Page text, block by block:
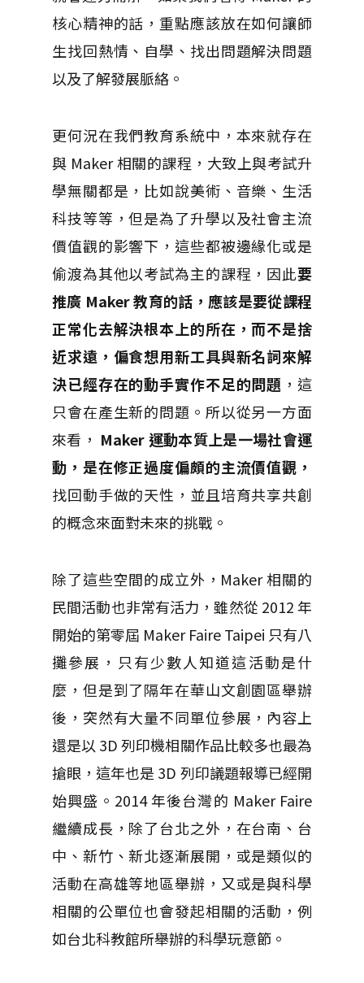
核心精神的話，重點應該放在如何讓師
生找回熱情、自學、找出問題解決問題
以及了解發展脈絡。
更何況在我們教育系統中，本來就存在
與 Maker 相關的課程，大致上與考試升
學無關都是，比如說美術、音樂、生活
科技等等，但是為了升學以及社會主流
價值觀的影響下，這些都被邊緣化或是
偷渡為其他以考試為主的課程，因此要
推廣 Maker 教育的話，應該是要從課程
正常化去解決根本上的所在，而不是捨
近求遠，偏食想用新工具與新名詞來解
決已經存在的動手實作不足的問題 ，這
只會在產生新的問題。所以從另一方面
來看， Maker 運動本質上是一場社會運
動，是在修正過度偏頗的主流價值觀，
找回動手做的天性，並且培育共享共創
的概念來面對未來的挑戰。
除了這些空間的成立外，Maker 相關的
民間活動也非常有活力，雖然從 2012 年
開始的第零屆 Maker Faire Taipei 只有八
攤參展，只有少數人知道這活動是什
麼，但是到了隔年在華山文創園區舉辦
後，突然有大量不同單位參展，內容上
還是以 3D 列印機相關作品比較多也最為
搶眼，這年也是 3D 列印議題報導已經開
始興盛。2014 年後台灣的 Maker Faire
繼續成長，除了台北之外，在台南、台
中、新竹、新北逐漸展開，或是類似的
活動在高雄等地區舉辦，又或是與科學
相關的公單位也會發起相關的活動，例
如台北科教館所舉辦的科學玩意節。